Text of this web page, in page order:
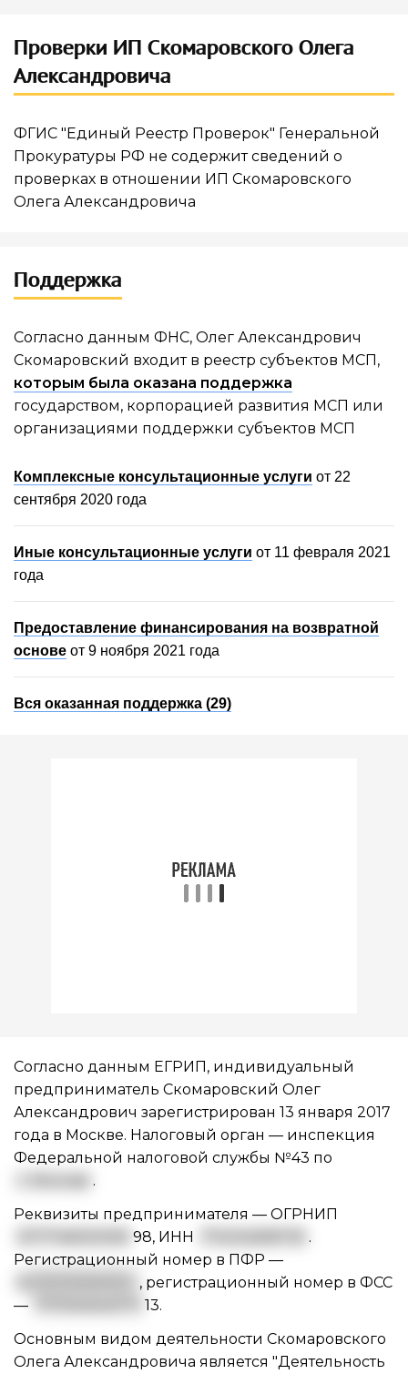
Проверки ИП Скомаровского Олега
Александровича
ФГИС "Единый Реестр Проверок" Генеральной
Прокуратуры РФ не содержит сведений о
проверках в отношении ИП Скомаровского
Олега Александровича
Поддержка
Согласно данным ФНС, Олег Александрович
Скомаровский входит в реестр субъектов МСП,
которым была оказана поддержка
государством, корпорацией развития МСП или
организациями поддержки субъектов МСП
Комплексные консультационные услуги от 22
сентября 2020 года
Иные консультационные услуги от 11 февраля 2021
года
Предоставление финансирования на возвратной
основе от 9 ноября 2021 года
Вся оказанная поддержка (29)
Согласно данным ЕГРИП, индивидуальный
предприниматель Скомаровский Олег
Александрович зарегистрирован 13 января 2017
года в Москве. Налоговый орган — инспекция
Федеральной налоговой службы №43 по
.
Реквизиты предпринимателя — ОГРНИП
98, ИНН
.
Регистрационный номер в ПФР —
, регистрационный номер в ФСС
—
13.
Основным видом деятельности Скомаровского
Олега Александровича является "Деятельность
Развитие сервиса
Новые функции